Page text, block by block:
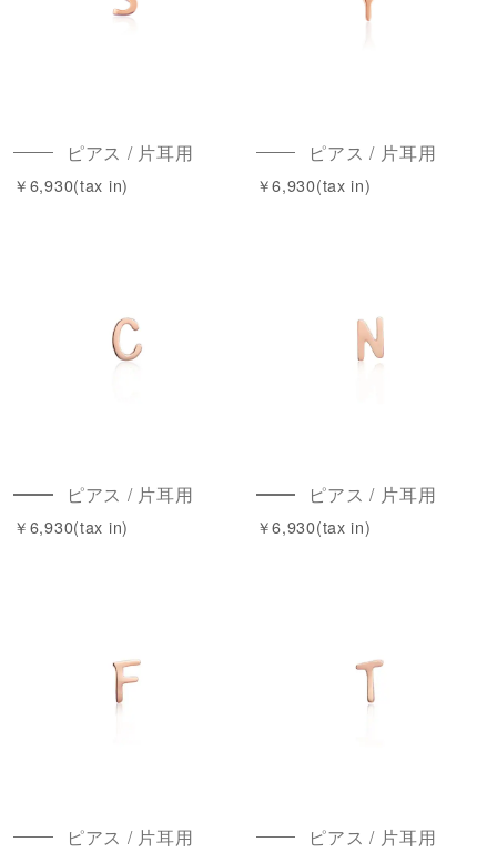
ピアス / 片耳用
￥6,930(tax in)
ピアス / 片耳用
￥6,930(tax in)
ピアス / 片耳用
￥6,930(tax in)
ピアス / 片耳用
￥6,930(tax in)
ピアス / 片耳用 ピアス / 片耳用